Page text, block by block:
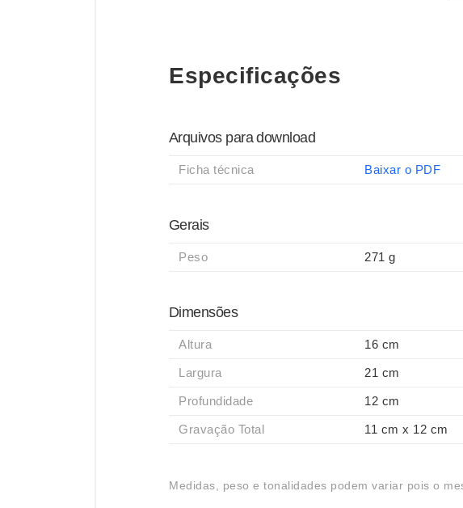
Especificações
Arquivos para download
Ficha técnica Baixar o PDF
Gerais
Peso 271 g
Dimensões
Altura 16 cm
Largura 21 cm
Profundidade 12 cm
Gravação Total 11 cm x 12 cm
Medidas, peso e tonalidades podem variar pois o